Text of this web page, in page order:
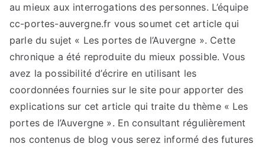
au mieux aux interrogations des personnes. L’équipe
cc-portes-auvergne.fr vous soumet cet article qui
parle du sujet « Les portes de l’Auvergne ». Cette
chronique a été reproduite du mieux possible. Vous
avez la possibilité d’écrire en utilisant les
coordonnées fournies sur le site pour apporter des
explications sur cet article qui traite du thème « Les
portes de l’Auvergne ». En consultant régulièrement
nos contenus de blog vous serez informé des futures